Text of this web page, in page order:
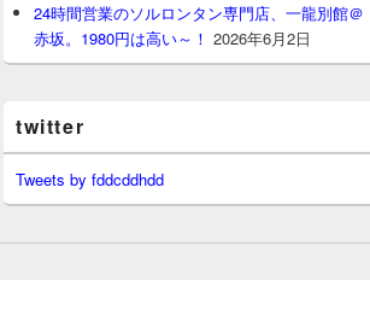
24時間営業のソルロンタン専門店、一龍別館＠
赤坂。1980円は高い～！ 2026年6月2日
twitter
Tweets by fddcddhdd